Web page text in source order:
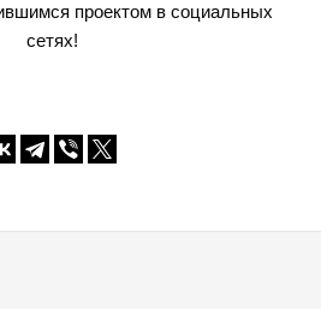
проектом в социальных
сетях!